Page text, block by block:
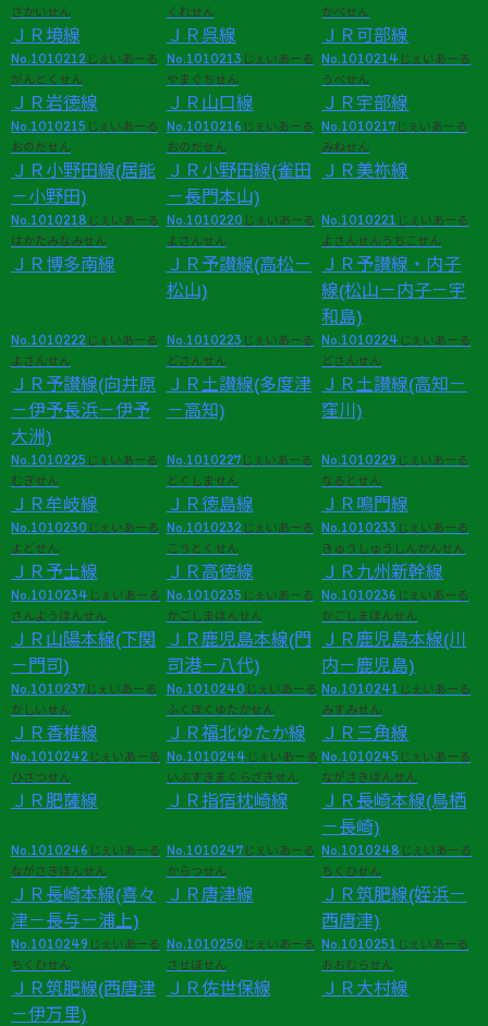
さかいせん
ＪＲ境線
くれせん
ＪＲ呉線
かべせん
ＪＲ可部線
No.1010212 じぇいあーる
がんとくせん
ＪＲ岩徳線
No.1010213 じぇいあーる
やまぐちせん
ＪＲ山口線
No.1010214 じぇいあーる
うべせん
ＪＲ宇部線
No.1010215 じぇいあーる
おのだせん
ＪＲ小野田線(居能
－小野田)
No.1010216 じぇいあーる
おのだせん
ＪＲ小野田線(雀田
－長門本山)
No.1010217 じぇいあーる
みねせん
ＪＲ美祢線
No.1010218 じぇいあーる
はかたみなみせん
ＪＲ博多南線
No.1010220 じぇいあーる
よさんせん
ＪＲ予讃線(高松－
松山)
No.1010221 じぇいあーる
よさんせんうちこせん
ＪＲ予讃線・内子
線(松山－内子－宇
和島)
No.1010222 じぇいあーる
よさんせん
ＪＲ予讃線(向井原
－伊予長浜－伊予
大洲)
No.1010223 じぇいあーる
どさんせん
ＪＲ土讃線(多度津
－高知)
No.1010224 じぇいあーる
どさんせん
ＪＲ土讃線(高知－
窪川)
No.1010225 じぇいあーる
むぎせん
ＪＲ牟岐線
No.1010227じぇいあーる
とくしません
ＪＲ徳島線
No.1010229 じぇいあーる
なるとせん
ＪＲ鳴門線
No.1010230 じぇいあーる
よどせん
ＪＲ予土線
No.1010232じぇいあーる
こうとくせん
ＪＲ高徳線
No.1010233 じぇいあーる
きゅうしゅうしんかんせん
ＪＲ九州新幹線
No.1010234 じぇいあーる
さんようほんせん
ＪＲ山陽本線(下関
－門司)
No.1010235 じぇいあーる
かごしまほんせん
ＪＲ鹿児島本線(門
司港－八代)
No.1010236 じぇいあーる
かごしまほんせん
ＪＲ鹿児島本線(川
内－鹿児島)
No.1010237 じぇいあーる
かしいせん
ＪＲ香椎線
No.1010240 じぇいあーる
ふくほくゆたかせん
ＪＲ福北ゆたか線
No.1010241 じぇいあーる
みすみせん
ＪＲ三角線
No.1010242 じぇいあーる
ひさつせん
ＪＲ肥薩線
No.1010244 じぇいあーる
いぶすきまくらざきせん
ＪＲ指宿枕崎線
No.1010245 じぇいあーる
ながさきほんせん
ＪＲ長崎本線(鳥栖
－長崎)
No.1010246 じぇいあーる
ながさきほんせん
ＪＲ長崎本線(喜々
津－長与－浦上)
No.1010247じぇいあーる
からつせん
ＪＲ唐津線
No.1010248 じぇいあーる
ちくひせん
ＪＲ筑肥線(姪浜－
西唐津)
No.1010249 じぇいあーる
ちくひせん
ＪＲ筑肥線(西唐津
－伊万里)
No.1010250 じぇいあーる
させぼせん
ＪＲ佐世保線
No.1010251 じぇいあーる
おおむらせん
ＪＲ大村線